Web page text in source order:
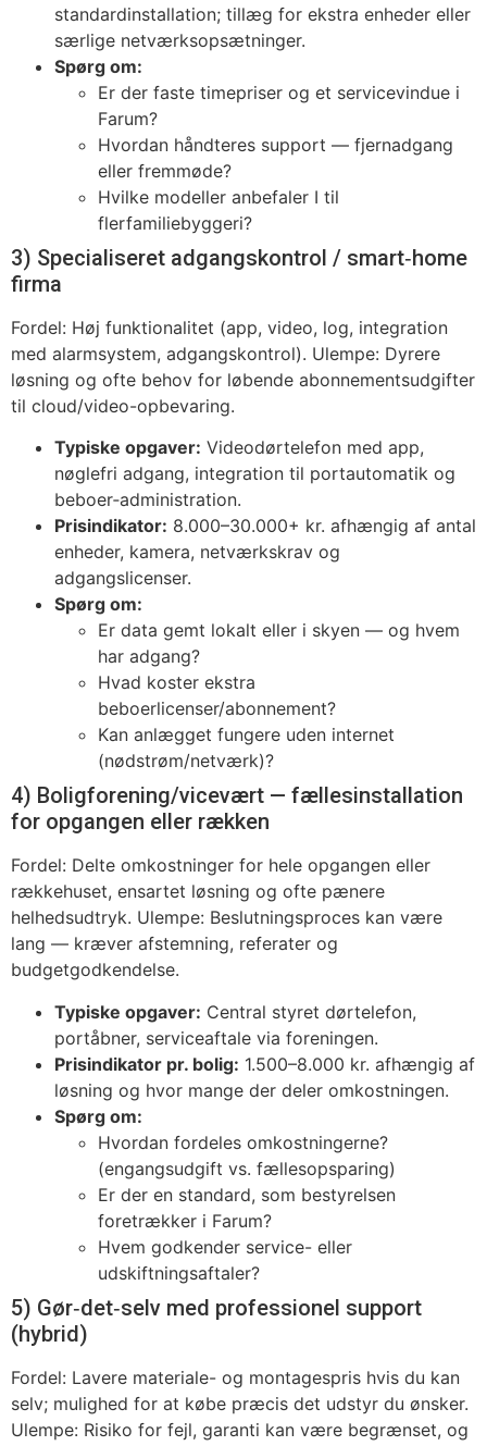
standardinstallation; tillæg for ekstra enheder eller
særlige netværksopsætninger.
Spørg om:
Er der faste timepriser og et servicevindue i
Farum?
Hvordan håndteres support — fjernadgang
eller fremmøde?
Hvilke modeller anbefaler I til
flerfamiliebyggeri?
3) Specialiseret adgangskontrol / smart‑home
firma
Fordel: Høj funktionalitet (app, video, log, integration
med alarmsystem, adgangskontrol). Ulempe: Dyrere
løsning og ofte behov for løbende abonnementsudgifter
til cloud/video-opbevaring.
Typiske opgaver: Video­dørtelefon med app,
nøglefri adgang, integration til portautomatik og
beboer‑administration.
Prisindikator: 8.000–30.000+ kr. afhængig af antal
enheder, kamera, netværkskrav og
adgangslicenser.
Spørg om:
Er data gemt lokalt eller i skyen — og hvem
har adgang?
Hvad koster ekstra
beboerlicenser/abonnement?
Kan anlægget fungere uden internet
(nødstrøm/netværk)?
4) Boligforening/vicevært — fællesinstallation
for opgangen eller rækken
Fordel: Delte omkostninger for hele opgangen eller
rækkehuset, ensartet løsning og ofte pænere
helhedsudtryk. Ulempe: Beslutningsproces kan være
lang — kræver afstemning, referater og
budgetgodkendelse.
Typiske opgaver: Central styret dørtelefon,
portåbner, serviceaftale via foreningen.
Prisindikator pr. bolig: 1.500–8.000 kr. afhængig af
løsning og hvor mange der deler omkostningen.
Spørg om:
Hvordan fordeles omkostningerne?
(engangsudgift vs. fællesopsparing)
Er der en standard, som bestyrelsen
foretrækker i Farum?
Hvem godkender service- eller
udskiftningsaftaler?
5) Gør‑det‑selv med professionel support
(hybrid)
Fordel: Lavere materiale- og montagespris hvis du kan
selv; mulighed for at købe præcis det udstyr du ønsker.
Ulempe: Risiko for fejl, garanti kan være begrænset, og